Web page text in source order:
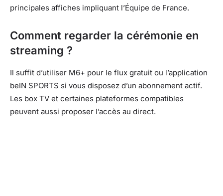
principales affiches impliquant l’Équipe de France.
Comment regarder la cérémonie en
streaming ?
Il suffit d’utiliser M6+ pour le flux gratuit ou l’application
beIN SPORTS si vous disposez d’un abonnement actif.
Les box TV et certaines plateformes compatibles
peuvent aussi proposer l’accès au direct.